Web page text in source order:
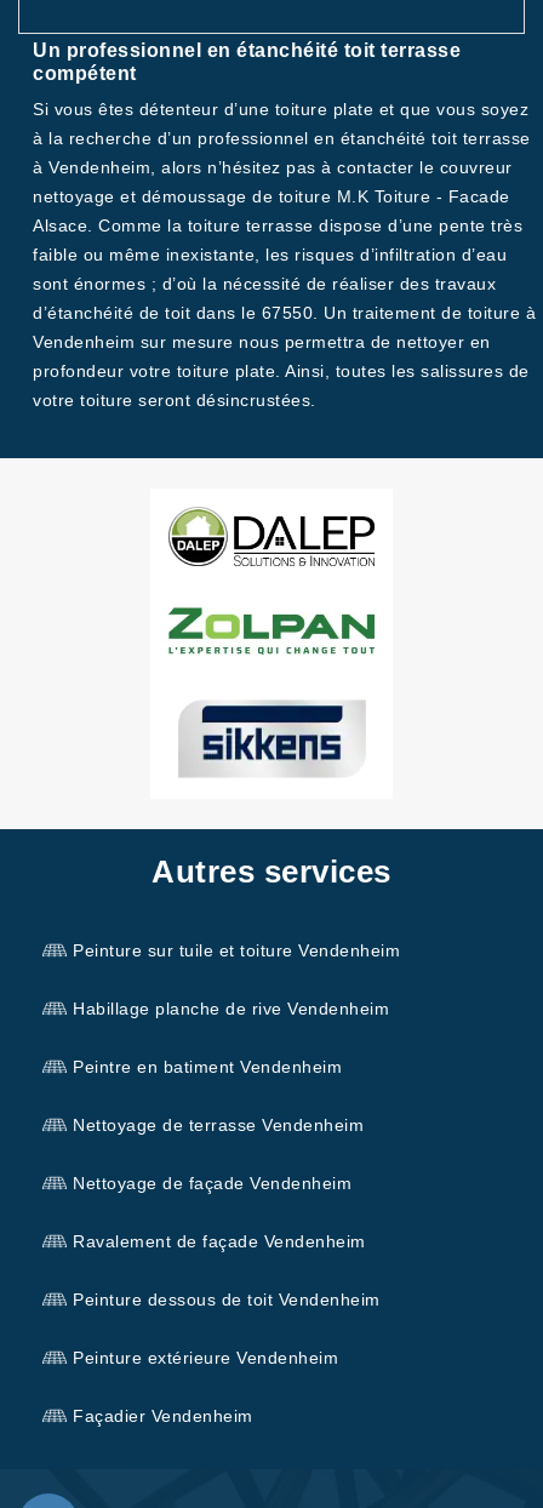
Un professionnel en étanchéité toit terrasse
compétent
Si vous êtes détenteur d’une toiture plate et que vous soyez
à la recherche d’un professionnel en étanchéité toit terrasse
à Vendenheim, alors n’hésitez pas à contacter le couvreur
nettoyage et démoussage de toiture M.K Toiture - Facade
Alsace. Comme la toiture terrasse dispose d’une pente très
faible ou même inexistante, les risques d’infiltration d’eau
sont énormes ; d’où la nécessité de réaliser des travaux
d’étanchéité de toit dans le 67550. Un traitement de toiture à
Vendenheim sur mesure nous permettra de nettoyer en
profondeur votre toiture plate. Ainsi, toutes les salissures de
votre toiture seront désincrustées.
Autres services
Peinture sur tuile et toiture Vendenheim
Habillage planche de rive Vendenheim
Peintre en batiment Vendenheim
Nettoyage de terrasse Vendenheim
Nettoyage de façade Vendenheim
Ravalement de façade Vendenheim
Peinture dessous de toit Vendenheim
Peinture extérieure Vendenheim
Façadier Vendenheim